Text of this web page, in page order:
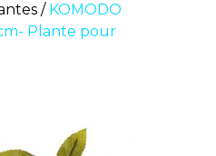
KOMODO
Plante pour